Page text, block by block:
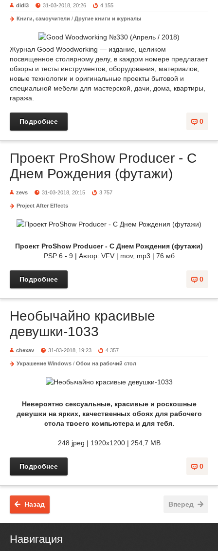
didl3 31-03-2018, 20:26 4 155
Книги, самоучители / Другие книги и журналы
Журнал Good Woodworking — издание, целиком
посвященное столярному делу, в каждом номере предлагает
обзоры и тесты инструментов, оборудования, материалов,
новые технологии и оригинальные проекты бытовой и
специальной мебели для мастерской, дачи, дома, квартиры,
гаража.
0
Подробнее
Проект ProShow Producer - С
Днем Рождения (футажи)
zevs 31-03-2018, 20:15 3 757
Project After Effects
Проект ProShow Producer - С Днем Рождения (футажи)
PSP 6 - 9 | Автор: VFV | mov, mp3 | 76 мб
0
Подробнее
Необычайно красивые
девушки-1033
chexav 31-03-2018, 19:23 4 357
Украшение Windows / Обои на рабочий стол
Невероятно сексуальные, красивые и роскошные
девушки на ярких, качественных обоях для рабочего
стола твоего компьютера и для тебя.
248 jpeg | 1920x1200 | 254,7 MB
0
Подробнее
Вперед
Назад
Навигация